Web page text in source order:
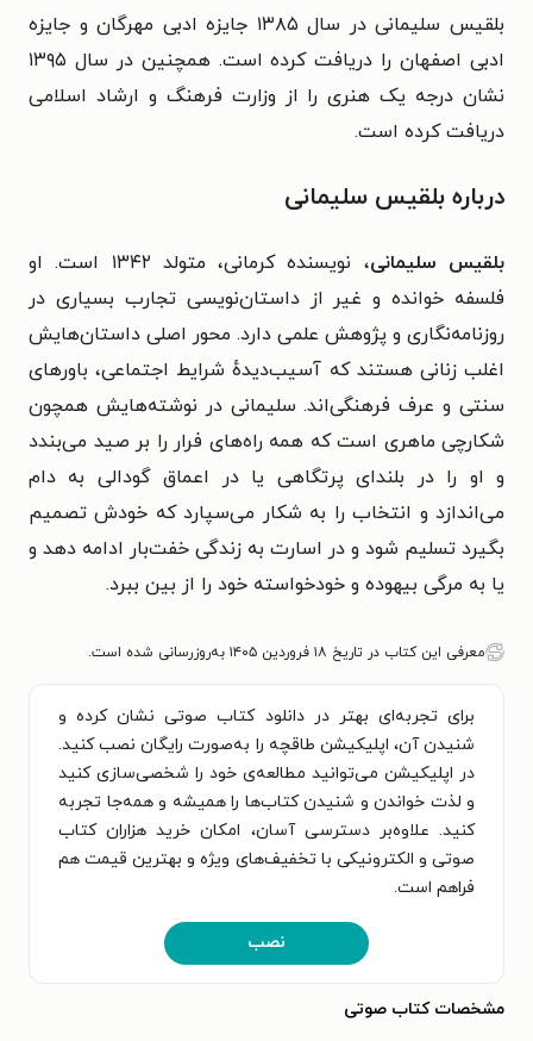
بلقیس سلیمانی در سال ۱۳۸۵ جایزه ادبی مهرگان و جایزه
ادبی اصفهان را دریافت کرده است. همچنین در سال ۱۳۹۵
نشان درجه یک هنری را از وزارت فرهنگ و ارشاد اسلامی
دریافت کرده است.​
درباره بلقیس سلیمانی
بلقیس سلیمانی
، نویسنده کرمانی، متولد ۱۳۴۲ است. او
فلسفه خوانده و غیر از داستان‌نویسی تجارب بسیاری در
روزنامه‌نگاری و پژوهش علمی دارد. محور اصلی داستان‌هایش
اغلب زنانی هستند که آسیب‌دیدهٔ شرایط اجتماعی، باورهای
سنتی و عرف فرهنگی‌اند. سلیمانی در نوشته‌هایش همچون
شکارچی ماهری است که همه راه‌های فرار را بر صید می‌بندد
و او را در بلندای پرتگاهی یا در اعماق گودالی به دام
می‌اندازد و انتخاب را به شکار می‌سپارد که خودش تصمیم
بگیرد تسلیم شود و در اسارت به زندگی خفت‌بار ادامه دهد و
یا به مرگی بیهوده و خودخواسته خود را از بین ببرد.​
معرفی این کتاب در تاریخ ۱۸ فروردین ۱۴۰۵ به‌روزرسانی شده است.
برای تجربه‌ای بهتر در دانلود کتاب صوتی نشان کرده و
شنیدن آن، اپلیکیشن طاقچه را به‌صورت رایگان نصب کنید.
در اپلیکیشن می‌توانید مطالعه‌ی خود را شخصی‌سازی کنید
و لذت خواندن و شنیدن کتاب‌ها را همیشه و همه‌جا تجربه
کنید. علاوه‌بر دسترسی آسان، امکان خرید هزاران کتاب
صوتی و الکترونیکی با تخفیف‌های ویژه و بهترین قیمت هم
فراهم است.
نصب
مشخصات کتاب صوتی